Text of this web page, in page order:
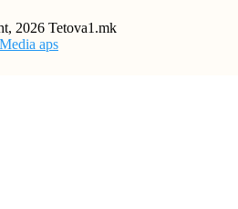
2026 Tetova1.mk
aps